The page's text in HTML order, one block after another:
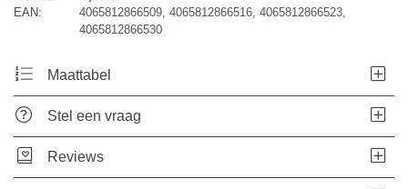
EAN:
4065812866509, 4065812866516, 4065812866523,
4065812866530
Maattabel
Stel een vraag
Reviews